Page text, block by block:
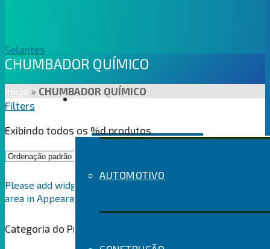
SEGMENTOS
AUTOMOTIVO
CHUMBADOR QUÍMICO
Início » CHUMBADOR QUÍMICO
Filters
Exibindo todos os %d produtos
Please add widgets to the WooCommerce Filters widget
area in Appearance > Widgets
Categoria do Produto